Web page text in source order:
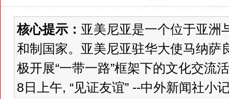
核心提示： 亚美尼亚是一个位于亚洲
和制国家。亚美尼亚驻华大使马纳萨
极开展“一带一路”框架下的文化交流
8日上午, “见证友谊” --中外新闻社小